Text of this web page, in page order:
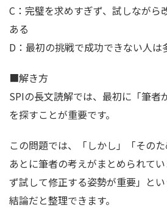
C：完璧を求めすぎず、試しながら
ある
D：最初の挑戦で成功できない人は
■解き方
SPIの長文読解では、最初に「筆者
を探すことが重要です。
この問題では、「しかし」「その
あとに筆者の考えがまとめられて
ず試して修正する姿勢が重要」と
結論だと整理できます。